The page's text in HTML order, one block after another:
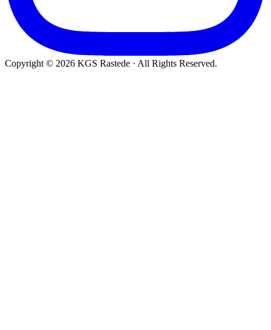
Copyright © 2026 KGS Rastede · All Rights Reserved.